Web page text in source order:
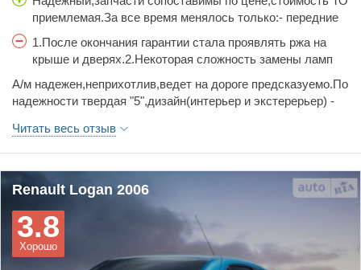
приемлемая.За все время менялось только:- передние
тормозные колодки-катушка-передние рычаги
1.После окончания гарантии стала проявлять ржа на
крыше и дверях.2.Некоторая сложность замены ламп
это не более 2-х минут.
А/м надежен,неприхотлив,ведет на дороге предсказуемо.По
надежности твердая "5",дизайн(интерьер и экстерерьер) -
места.Отъезила за 7 лет более 120 тыс.км.практически без
нареканий.Жаль что пришлось расстаться,но время берет
свое.Рекомендую!
Читать весь отзыв
Renault Logan 2006
Хорошо
3.8